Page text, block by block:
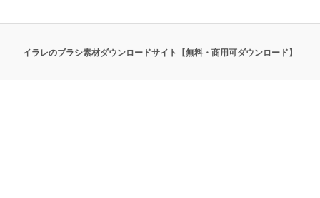
イラレのブラシ素材ダウンロードサイト【無料・商用可ダウンロード】